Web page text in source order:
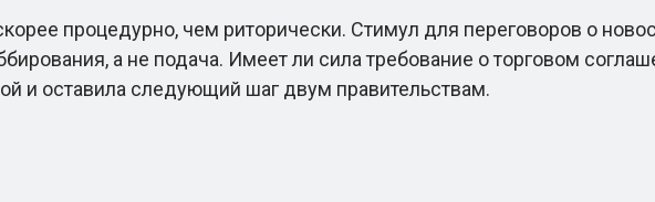
процедурно, чем риторически. Стимул для переговоров о
а не подача. Имеет ли сила требование о торговом
и оставила следующий шаг двум правительствам.